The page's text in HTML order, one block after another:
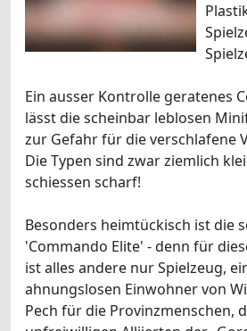
Ein ausser Kontrolle geratenes
lässt die scheinbar leblosen
zur Gefahr für die verschlafene
Die Typen sind zwar ziemlich
schiessen scharf!
Besonders heimtückisch ist die
'Commando Elite' - denn für
ist alles andere nur Spielzeug,
ahnungslosen Einwohner von
Pech für die Provinzmenschen,